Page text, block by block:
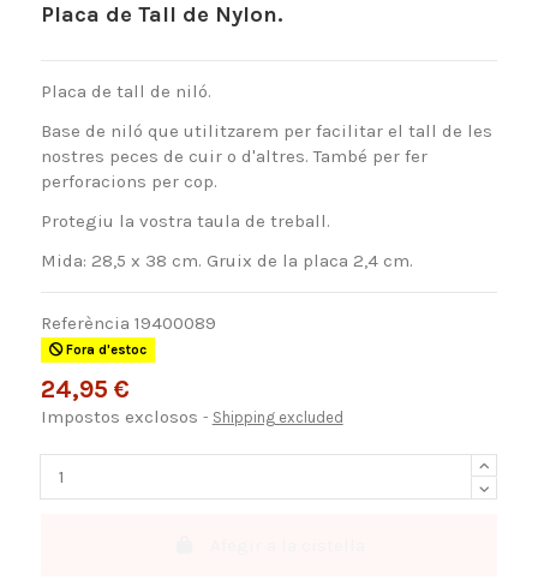
Placa de Tall de Nylon.
Placa de tall de niló.
Base de niló que utilitzarem per facilitar el tall de les
nostres peces de cuir o d'altres. També per fer
perforacions per cop.
Protegiu la vostra taula de treball.
Mida: 28,5 x 38 cm. Gruix de la placa 2,4 cm.
Referència 19400089
Fora d'estoc
24,95 €
Impostos exclosos Shipping excluded